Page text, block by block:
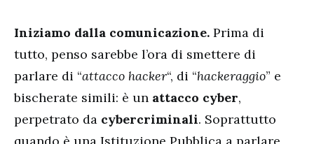
Iniziamo dalla comunicazione. Prima di
tutto, penso sarebbe l’ora di smettere di
parlare di “attacco hacker“, di “hackeraggio” e
bischerate simili: è un attacco cyber,
perpetrato da cybercriminali. Soprattutto